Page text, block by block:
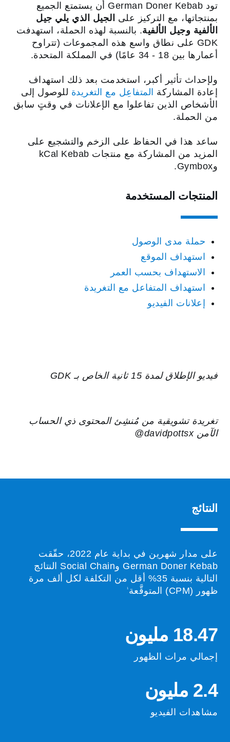
تود German Doner Kebab أن يستمتع الجميع
بمنتجاتها، مع التركيز على
الجيل الذي يلي جيل
الألفية وجيل الألفية. بالنسبة لهذه الحملة، استهدفت
GDK على نطاق واسع هذه المجموعات (تتراوح
أعمارها بين 18 - 34 عامًا) في المملكة المتحدة.
ولإحداث تأثير أكبر، استخدمت بعد ذلك استهداف
إعادة المشاركة
المتفاعِل مع التغريدة للوصول إلى
الأشخاص الذين تفاعلوا مع الإعلانات في وقتٍ سابق
من الحملة.
ساعد هذا في الحفاظ على الزخم والتشجيع على
المزيد من المشاركة مع منتجات kCal Kebab
وGymbox.
المنتجات المستخدمة
حملة مدى الوصول
استهداف الموقع
الاستهداف بحسب العمر
استهداف المتفاعل مع التغريدة
إعلانات الفيديو
فيديو الإطلاق لمدة 15 ثانية الخاص بـ GDK
تغريدة تشويقية من مُنشِئ المحتوى ذي الحساب
الآمن ‎‎@davidpottsx
النتائج
على مدار شهرين في بداية عام 2022، حقّقت
German Doner Kebab وSocial Chain النتائج
التالية بنسبة 35% أقل من التكلفة لكل ألف مرة
ظهور (CPM) المتوقَّعة
1
18.47 مليون
إجمالي مرات الظهور
2.4 مليون
مشاهدات الفيديو